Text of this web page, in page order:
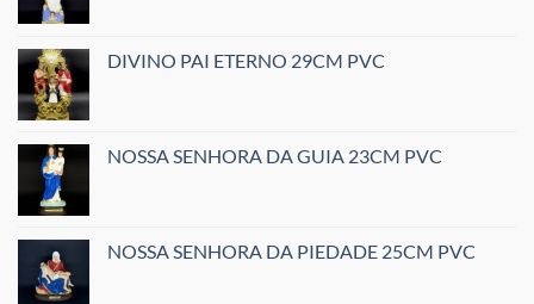
DIVINO PAI ETERNO 29CM PVC
NOSSA SENHORA DA GUIA 23CM PVC
NOSSA SENHORA DA PIEDADE 25CM PVC